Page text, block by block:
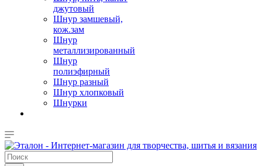
джутовый
Шнур замшевый,
кож.зам
Шнур
металлизированный
Шнур
полиэфирный
Шнур разный
Шнур хлопковый
Шнурки